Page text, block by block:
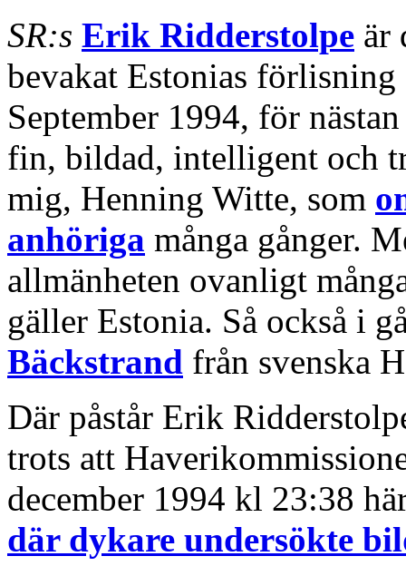
SR:s Erik Ridderstolpe är
bevakat Estonias förlisning
September 1994, för
fin, bildad, intelligent och
mig, Henning Witte, som
anhöriga många gånger.
allmänheten ovanligt
gäller Estonia. Så också i
Bäckstrand från svenska
Där påstår Erik
trots att
december 1994 kl 23:38
där dykare undersökte